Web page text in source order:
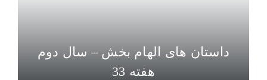
داستان های الهام بخش – سال دوم
هفته 33